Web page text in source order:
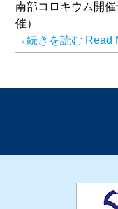
南部コロキウム開
催）
→続きを読む Read